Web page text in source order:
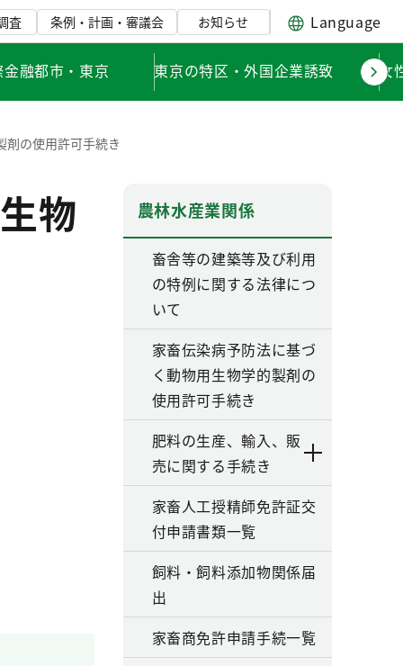
査 条例・計画・審議会 お知らせ Language
融都市・東京 東京の特区・外国企業誘致 女
剤の使用許可手続き
物 農林水産業関係
畜舎等の建築等及び利用
の特例に関する法律につ
いて
家畜伝染病予防法に基づ
く動物用生物学的製剤の
使用許可手続き
肥料の生産、輸入、販
売に関する手続き
家畜人工授精師免許証交
付申請書類一覧
飼料・飼料添加物関係届
出
家畜商免許申請手続一覧